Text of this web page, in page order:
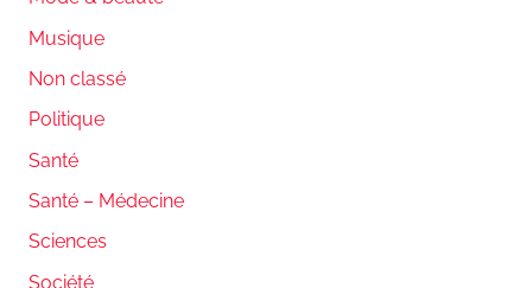
Musique
Non classé
Politique
Santé
Santé – Médecine
Sciences
Société